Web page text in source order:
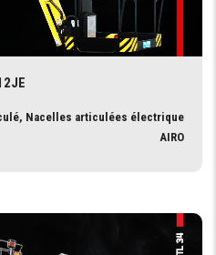
Nacelles articulées électrique
AIRO